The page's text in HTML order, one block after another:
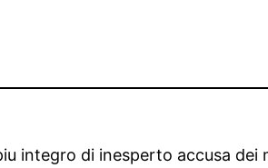
integro di inesperto accusa